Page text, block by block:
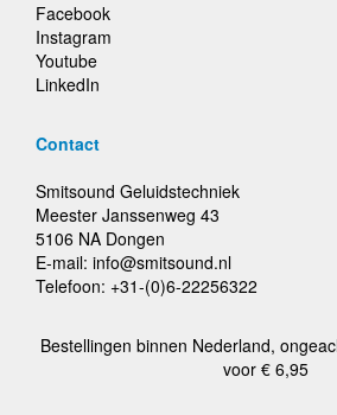
Facebook
Instagram
Youtube
LinkedIn
Contact
Smitsound Geluidstechniek
Meester Janssenweg 43
5106 NA Dongen
E-mail: info@smitsound.nl
Telefoon: +31-(0)6-22256322
Bestellingen binnen Nederland,
voor € 6,95